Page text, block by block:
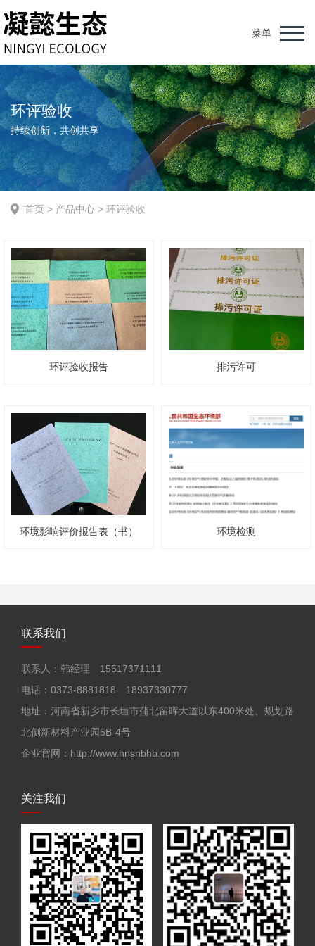
菜单
环评验收
持续创新，共创共享
首页 > 产品中心 > 环评验收
环评验收报告 排污许可
环境影响评价报告表（书） 环境检测
联系我们
联系人：韩经理 15517371111
电话：0373-8881818 18937330777
地址：河南省新乡市长垣市蒲北留晖大道以东400米处、规划路
北侧新材料产业园5B-4号
企业官网：http://www.hnsnbhb.com
关注我们